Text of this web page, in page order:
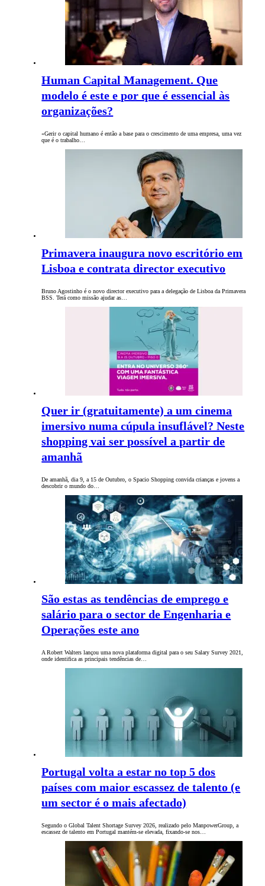
Human Capital Management. Que
modelo é este e por que é essencial às
organizações?
«Gerir o capital humano é então a base para o crescimento de uma empresa, uma vez
que é o trabalho…
Primavera inaugura novo escritório em
Lisboa e contrata director executivo
Bruno Agostinho é o novo director executivo para a delegação de Lisboa da Primavera
BSS. Terá como missão ajudar as…
Quer ir (gratuitamente) a um cinema
imersivo numa cúpula insuflável? Neste
shopping vai ser possível a partir de
amanhã
De amanhã, dia 9, a 15 de Outubro, o Spacio Shopping convida crianças e jovens a
descobrir o mundo do…
São estas as tendências de emprego e
salário para o sector de Engenharia e
Operações este ano
A Robert Walters lançou uma nova plataforma digital para o seu Salary Survey 2021,
onde identifica as principais tendências de…
Portugal volta a estar no top 5 dos
países com maior escassez de talento (e
um sector é o mais afectado)
Segundo o Global Talent Shortage Survey 2026, realizado pelo ManpowerGroup, a
escassez de talento em Portugal mantém-se elevada, fixando-se nos…